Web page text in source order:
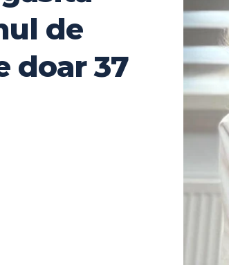
de
doar 37